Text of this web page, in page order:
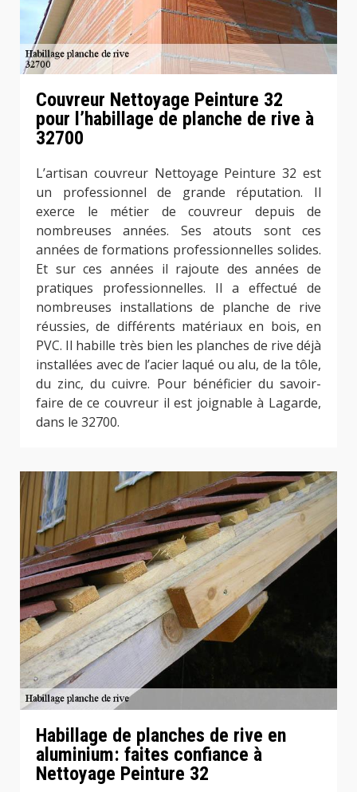
Couvreur Nettoyage Peinture 32
pour l’habillage de planche de rive à
32700
L’artisan couvreur Nettoyage Peinture 32 est
un professionnel de grande réputation. Il
exerce le métier de couvreur depuis de
nombreuses années. Ses atouts sont ces
années de formations professionnelles solides.
Et sur ces années il rajoute des années de
pratiques professionnelles. Il a effectué de
nombreuses installations de planche de rive
réussies, de différents matériaux en bois, en
PVC. Il habille très bien les planches de rive déjà
installées avec de l’acier laqué ou alu, de la tôle,
du zinc, du cuivre. Pour bénéficier du savoir-
faire de ce couvreur il est joignable à Lagarde,
dans le 32700.
Habillage de planches de rive en
aluminium: faites confiance à
Nettoyage Peinture 32